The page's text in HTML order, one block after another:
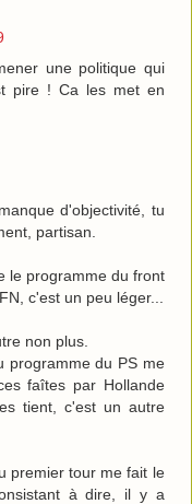
une politique qui
pire ! Ca les met en
d'objectivité, tu
partisan.
le programme du front
c'est un peu léger...
non plus.
programme du PS me
faîtes par Hollande
tient, c'est un autre
premier tour me fait le
à dire, il y a